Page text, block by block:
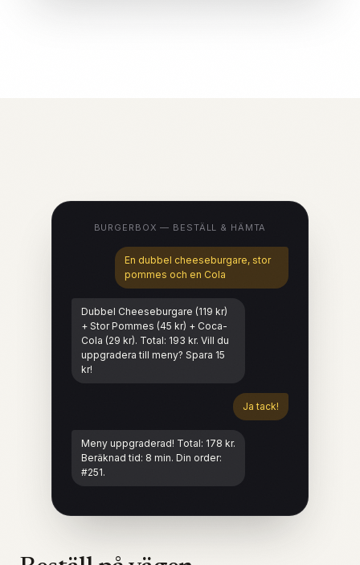
BURGERBOX — BESTÄLL & HÄMTA
En dubbel cheeseburgare, stor
pommes och en Cola
Dubbel Cheeseburgare (119 kr)
+ Stor Pommes (45 kr) + Coca-
Cola (29 kr). Total: 193 kr. Vill du
uppgradera till meny? Spara 15
kr!
Ja tack!
Meny uppgraderad! Total: 178 kr.
Beräknad tid: 8 min. Din order:
#251.